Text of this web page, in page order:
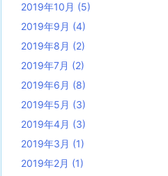
2019年10月 (5)
2019年9月 (4)
2019年8月 (2)
2019年7月 (2)
2019年6月 (8)
2019年5月 (3)
2019年4月 (3)
2019年3月 (1)
2019年2月 (1)